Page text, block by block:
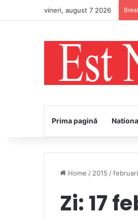
vineri, august 7 2026
Prima pagină
Home / 2015 /
Zi: 17